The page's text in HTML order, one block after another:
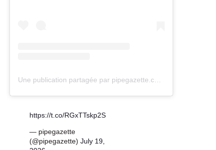
Une publication partagée par pipegazette.com (@pipegazette)
https://t.co/RGxTTskp2S
— pipegazette
(@pipegazette) July 19,